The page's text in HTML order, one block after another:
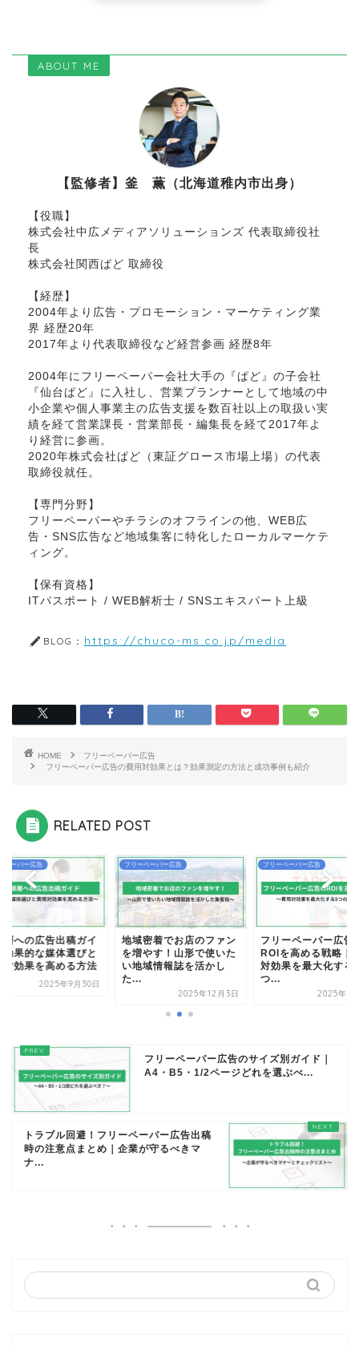
ABOUT ME
【監修者】釜 薫（北海道稚内市出身）
【役職】
株式会社中広メディアソリューションズ 代表取締役社
長
株式会社関西ぱど 取締役
【経歴】
2004年より広告・プロモーション・マーケティング業
界 経歴20年
2017年より代表取締役など経営参画 経歴8年
2004年にフリーペーパー会社大手の『ぱど』の子会社
『仙台ぱど』に入社し、営業プランナーとして地域の中
小企業や個人事業主の広告支援を数百社以上の取扱い実
績を経て営業課長・営業部長・編集長を経て2017年よ
り経営に参画。
2020年株式会社ぱど（東証グロース市場上場）の代表
取締役就任。
【専門分野】
フリーペーパーやチラシのオフラインの他、WEB広
告・SNS広告など地域集客に特化したローカルマーケテ
ィング。
【保有資格】
ITパスポート / WEB解析士 / SNSエキスパート上級
BLOG： https://chuco-ms.co.jp/media
HOME
フリーペーパー広告
フリーペーパー広告の費用対効果とは？効果測定の方法と成功事例も紹介
RELATED POST
ペーパー広告
密着でお店のファン
やす！山形で使いた
域情報誌を活かし
フリーペーパー広告
フリーペーパー広告の
ROIを高める戦略｜費用
対効果を最大化する5
つ...
2025年7月31日
フリーペーパー広告
主婦層への広告出稿
ド｜効果的な媒体選
費用対効果を高める
フリーペーパー広告のサイズ別ガイド｜
A4・B5・1/2ページどれを選ぶべ...
トラブル回避！フリーペーパー広告出稿
時の注意点まとめ｜企業が守るべきマ
ナ...